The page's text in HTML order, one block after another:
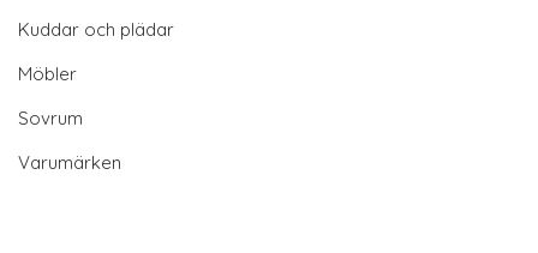
Kuddar och plädar
Möbler
Sovrum
Varumärken